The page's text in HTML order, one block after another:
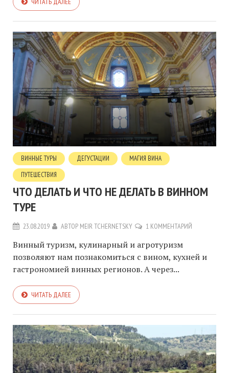
ВИННЫЕ ТУРЫ ДЕГУСТАЦИИ
МАГИЯ ВИНА
ПУТЕШЕСТВИЯ
ЧТО ДЕЛАТЬ И ЧТО НЕ ДЕЛАТЬ В ВИННОМ
ТУРЕ
23.08.2019 АВТОР MEIR TCHERNETSKY 1 КОММЕНТАРИЙ
Винный туризм, кулинарный и агротуризм
позволяют нам познакомиться с вином, кухней и
гастрономией винных регионов. А через...
ЧИТАТЬ ДАЛЕЕ